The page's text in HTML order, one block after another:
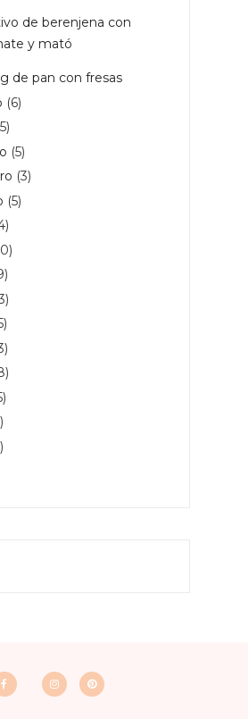
de berenjena con
y mató
de pan con fresas
(6)
(5)
(3)
(5)